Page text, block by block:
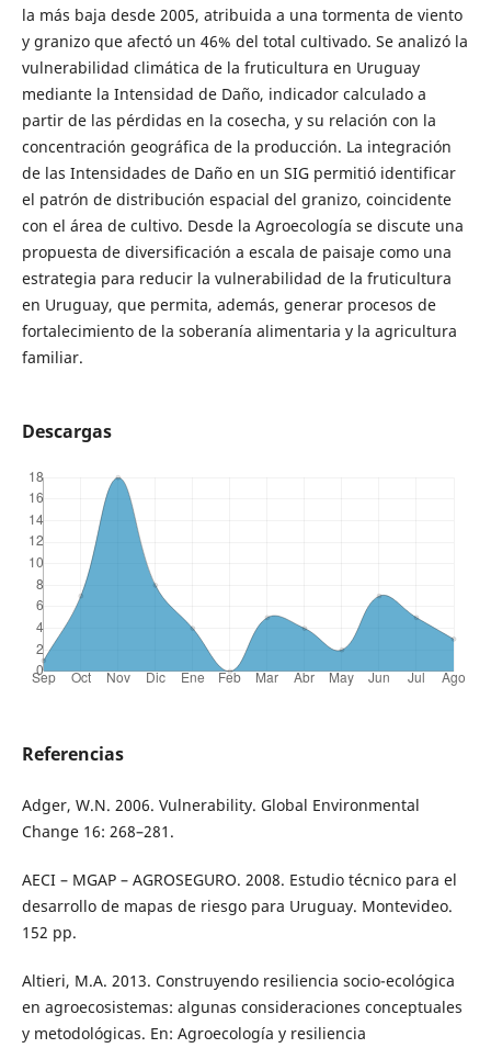
la más baja desde 2005, atribuida a una tormenta de viento
y granizo que afectó un 46% del total cultivado. Se analizó la
vulnerabilidad climática de la fruticultura en Uruguay
mediante la Intensidad de Daño, indicador calculado a
partir de las pérdidas en la cosecha, y su relación con la
concentración geográfica de la producción. La integración
de las Intensidades de Daño en un SIG permitió identificar
el patrón de distribución espacial del granizo, coincidente
con el área de cultivo. Desde la Agroecología se discute una
propuesta de diversificación a escala de paisaje como una
estrategia para reducir la vulnerabilidad de la fruticultura
en Uruguay, que permita, además, generar procesos de
fortalecimiento de la soberanía alimentaria y la agricultura
familiar.
Descargas
Referencias
Adger, W.N. 2006. Vulnerability. Global Environmental
Change 16: 268–281.
AECI – MGAP – AGROSEGURO. 2008. Estudio técnico para el
desarrollo de mapas de riesgo para Uruguay. Montevideo.
152 pp.
Altieri, M.A. 2013. Construyendo resiliencia socio-ecológica
en agroecosistemas: algunas consideraciones conceptuales
y metodológicas. En: Agroecología y resiliencia